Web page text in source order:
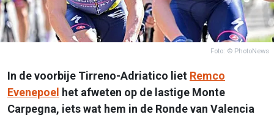
Foto: © PhotoNews
In de voorbije Tirreno-Adriatico liet Remco
Evenepoel het afweten op de lastige Monte
Carpegna, iets wat hem in de Ronde van Valencia